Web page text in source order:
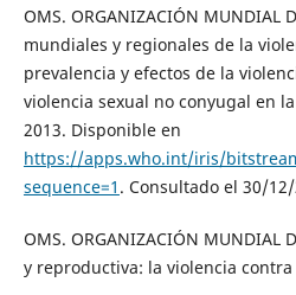
OMS. ORGANIZACIÓN MUNDIAL
mundiales y regionales de la
prevalencia y efectos de la
violencia sexual no conyugal en
2013. Disponible en
https://apps.who.int/iris/bitstream/
sequence=1 . Consultado el 30/
OMS. ORGANIZACIÓN MUNDIAL
y reproductiva: la violencia contra